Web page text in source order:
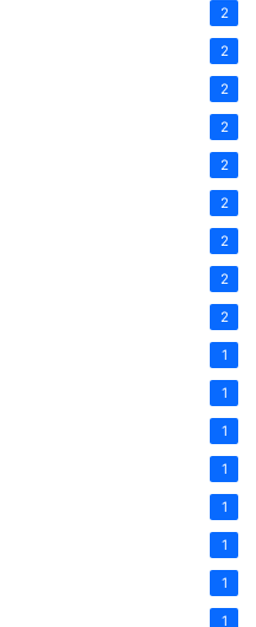
2
2
2
2
2
2
2
2
2
1
1
1
1
1
1
1
1